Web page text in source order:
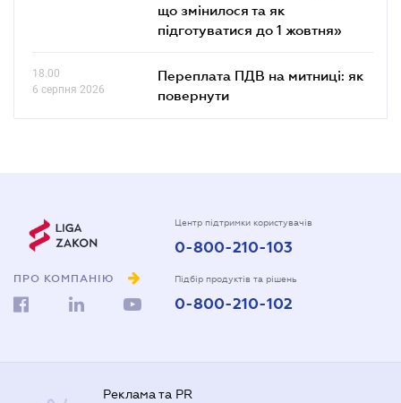
що змінилося та як
підготуватися до 1 жовтня»
18.00
6 серпня 2026
Переплата ПДВ на митниці: як
повернути
ПРО КОМПАНІЮ
Центр підтримки користувачів
0-800-210-103
Підбір продуктів та рішень
0-800-210-102
Реклама та PR